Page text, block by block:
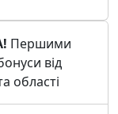
Першими
від
області